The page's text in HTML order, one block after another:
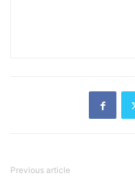
Previous article